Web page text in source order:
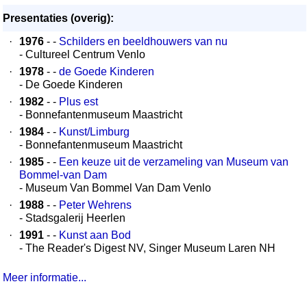
Presentaties (overig):
·
1976 - - Schilders en beeldhouwers van nu
- Cultureel Centrum Venlo
·
1978 - - de Goede Kinderen
- De Goede Kinderen
·
1982 - - Plus est
- Bonnefantenmuseum Maastricht
·
1984 - - Kunst/Limburg
- Bonnefantenmuseum Maastricht
·
1985 - - Een keuze uit de verzameling van Museum van
Bommel-van Dam
- Museum Van Bommel Van Dam Venlo
·
1988 - - Peter Wehrens
- Stadsgalerij Heerlen
·
1991 - - Kunst aan Bod
- The Reader's Digest NV, Singer Museum Laren NH
Meer informatie...